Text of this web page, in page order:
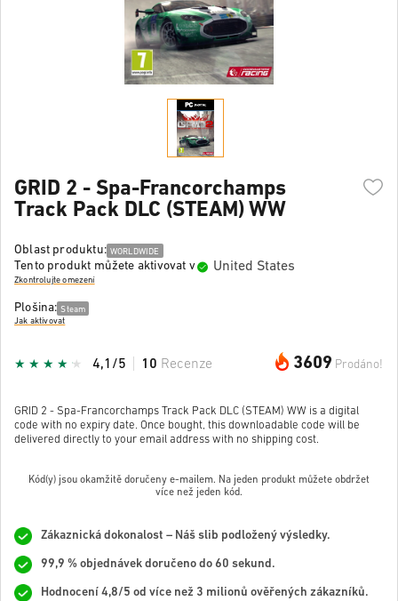
GRID 2 - Spa-Francorchamps
Track Pack DLC (STEAM) WW
Oblast produktu: WORLDWIDE
Tento produkt můžete aktivovat v United States
Zkontrolujte omezení
Plošina: Steam
Jak aktivovat
3609 Prodáno!
4,1/5 10 Recenze
GRID 2 - Spa-Francorchamps Track Pack DLC (STEAM) WW is a digital
code with no expiry date. Once bought, this downloadable code will be
delivered directly to your email address with no shipping cost.
Kód(y) jsou okamžitě doručeny e-mailem. Na jeden produkt můžete obdržet
více než jeden kód.
Zákaznická dokonalost – Náš slib podložený výsledky.
99,9 % objednávek doručeno do 60 sekund.
Hodnocení 4,8/5 od více než 3 milionů ověřených zákazníků.